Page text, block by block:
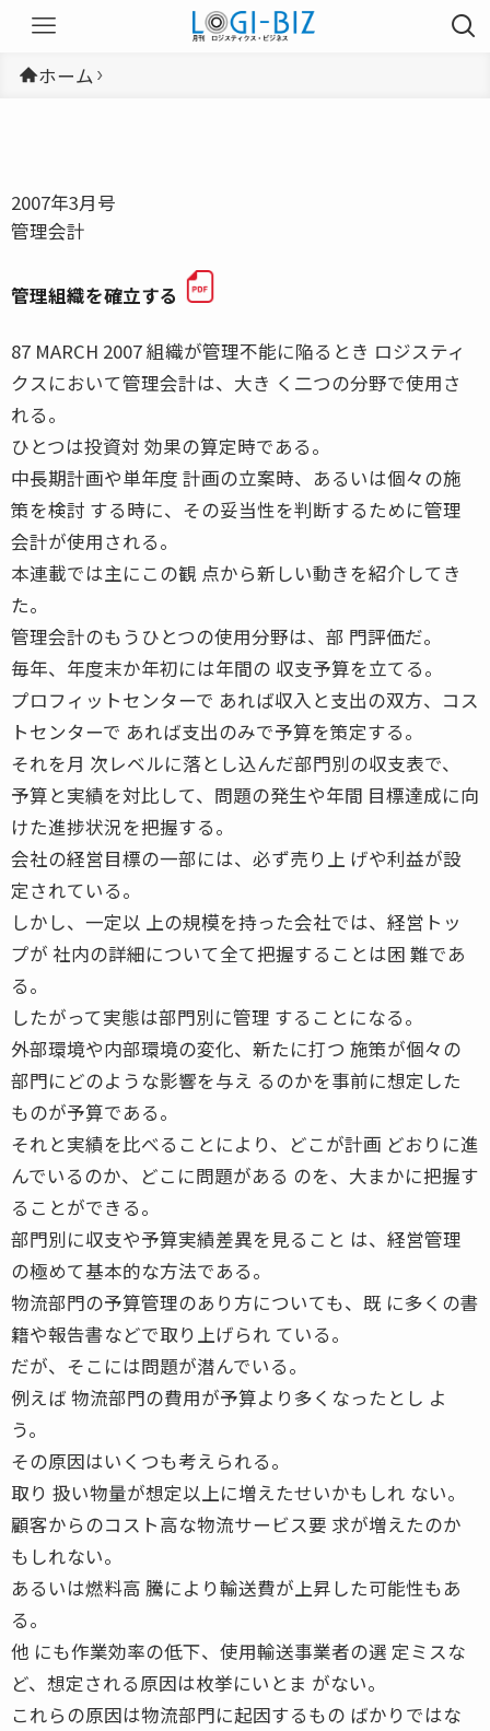
ホーム
2007年3月号
管理会計
管理組織を確立する
87 MARCH 2007 組織が管理不能に陥るとき ロジスティ
クスにおいて管理会計は、大き く二つの分野で使用さ
れる。
ひとつは投資対 効果の算定時である。
中長期計画や単年度 計画の立案時、あるいは個々の施
策を検討 する時に、その妥当性を判断するために管理
会計が使用される。
本連載では主にこの観 点から新しい動きを紹介してき
た。
管理会計のもうひとつの使用分野は、部 門評価だ。
毎年、年度末か年初には年間の 収支予算を立てる。
プロフィットセンターで あれば収入と支出の双方、コス
トセンターで あれば支出のみで予算を策定する。
それを月 次レベルに落とし込んだ部門別の収支表で、
予算と実績を対比して、問題の発生や年間 目標達成に向
けた進捗状況を把握する。
会社の経営目標の一部には、必ず売り上 げや利益が設
定されている。
しかし、一定以 上の規模を持った会社では、経営トッ
プが 社内の詳細について全て把握することは困 難であ
る。
したがって実態は部門別に管理 することになる。
外部環境や内部環境の変化、新たに打つ 施策が個々の
部門にどのような影響を与え るのかを事前に想定した
ものが予算である。
それと実績を比べることにより、どこが計画 どおりに進
んでいるのか、どこに問題がある のを、大まかに把握す
ることができる。
部門別に収支や予算実績差異を見ること は、経営管理
の極めて基本的な方法である。
物流部門の予算管理のあり方についても、既 に多くの書
籍や報告書などで取り上げられ ている。
だが、そこには問題が潜んでいる。
例えば 物流部門の費用が予算より多くなったとし よ
う。
その原因はいくつも考えられる。
取り 扱い物量が想定以上に増えたせいかもしれ ない。
顧客からのコスト高な物流サービス要 求が増えたのか
もしれない。
あるいは燃料高 騰により輸送費が上昇した可能性もあ
る。
他 にも作業効率の低下、使用輸送事業者の選 定ミスな
ど、想定される原因は枚挙にいとま がない。
これらの原因は物流部門に起因するもの ばかりではな